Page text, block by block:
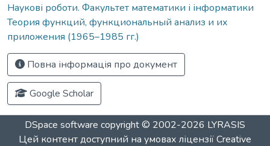
Наукові роботи. Факультет математики і інформатики
Теория функций, функциональный анализ и их
приложения (1965–1985 гг.)
Повна інформація про документ
Google Scholar
DSpace software copyright © 2002-2026 LYRASIS
Цей контент доступний на умовах ліцензіїCreative